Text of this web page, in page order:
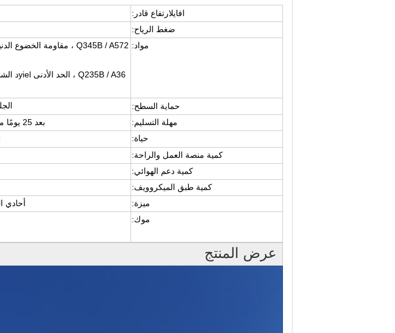
افايلارتفاع قادر:
ضغط الرياح:
مواد:
Q235B / A36 ، الحد الأدنى yi
el د
حماية السطح:
مهلة التسليم:
بعد 25 يومًا من استلام وديعة 30٪
حياة:
كمية منصة العمل والراحة:
كمية دعم الهوائي:
كمية طبق الميكروويف:
ميزة:
أحادي
موك:
عرض المنتج